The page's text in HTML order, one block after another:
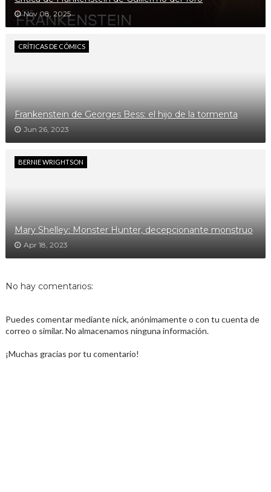
Nov 08, 2025
CRÍTICAS DE CÓMICS
Frankenstein de Georges Bess: el hijo de la tormenta
Jun 26, 2023
BERNIE WRIGHTSON
Mary Shelley: Monster Hunter, decepcionante monstruo
Apr 18, 2023
No hay comentarios:
Puedes comentar mediante nick, anónimamente o con tu cuenta de
correo o similar. No almacenamos ninguna información.
¡Muchas gracias por tu comentario!